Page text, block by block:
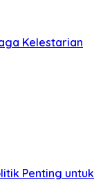
Kelestarian
Penting untuk